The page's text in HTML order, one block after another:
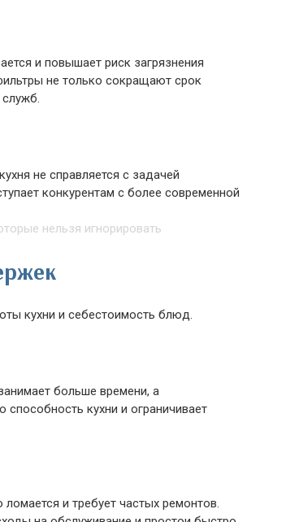
и повышает риск загрязнения
не только сокращают срок
не справляется с задачей
конкурентам с более современной
кухни и себестоимость блюд.
больше времени, а
кухни и ограничивает
ломается и требует частых ремонтов.